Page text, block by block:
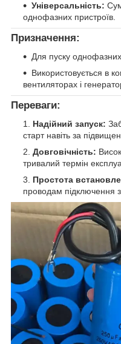
Універсальність:
однофазних пристроїв.
Призначення:
Для пуску однофазних
Використовується в
вентиляторах і
Переваги:
Надійний запуск:
старт навіть за
Довговічність:
тривалий термін
Простота
проводам підключення